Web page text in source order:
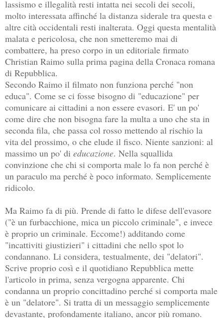
lassismo e illegalità resti intatta nei secoli dei secoli,
molto interessata affinché la distanza siderale tra questa e
altre cità occidentali resti inalterata. Oggi questa mentalità
malata e pericolosa, che non smetteremo mai di
combattere, ha preso corpo in un editoriale firmato
Christian Raimo sulla prima pagina della Cronaca romana
di Repubblica.
Secondo Raimo il filmato non funziona perché "non
educa". Come se ci fosse bisogno di "educazione" per
comunicare ai cittadini a non essere evasori. E' un po'
come dire che non bisogna fare la multa a uno che sta in
seconda fila, che passa col rosso mettendo al rischio la
vita del prossimo, o che elude il fisco. Niente sanzioni: al
massimo un po' di educazione. Nella squallida
convinzione che chi si comporta male lo fa non perché è
un paraculo ma perché è poco informato. Semplicemente
ridicolo.
Ma Raimo fa di più. Prende di fatto le difese dell'evasore
("è un furbacchione, mica un piccolo criminale", e invece
è proprio un criminale. Eccome!) additando come
"incattiviti giustizieri" i cittadini che nello spot lo
condannano. Li considera, testualmente, dei "delatori".
Scrive proprio così e il quotidiano Repubblica mette
l'articolo in prima, senza vergogna apparente. Chi
condanna un proprio concittadino perché si comporta male
è un "delatore". Si tratta di un messaggio semplicemente
devastante, profondamente italiano, ancor più romano.